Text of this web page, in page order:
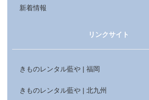
新着情報
リンクサイト
きものレンタル藍や | 福岡
きものレンタル藍や | 北九州